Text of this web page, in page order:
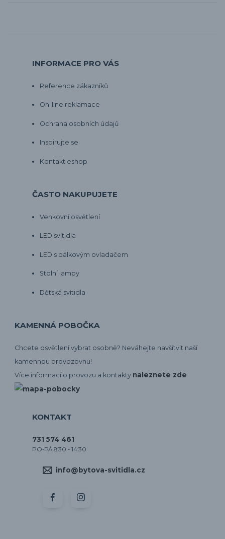
INFORMACE PRO VÁS
Reference zákazníků
On-line reklamace
Ochrana osobních údajů
Inspirujte se
Kontakt eshop
ČASTO NAKUPUJETE
Venkovní osvětlení
LED svítidla
LED s dálkovým ovladačem
Stolní lampy
Dětská svítidla
KAMENNÁ POBOČKA
Chcete osvětlení vybrat osobně? Neváhejte navšítvit naší
kamennou provozovnu!
Více informací o provozu a kontakty naleznete zde
KONTAKT
731 574 461
PO-PÁ 8:30 - 14:30
info@bytova-svitidla.cz